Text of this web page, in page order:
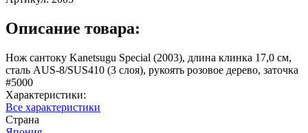
Описание товара:
Нож сантоку Kanetsugu Special (2003), длина клинка 17,0 см,
сталь AUS-8/SUS410 (3 слоя), рукоять розовое дерево, заточка
#5000
Характеристики:
Все характеристики
Страна